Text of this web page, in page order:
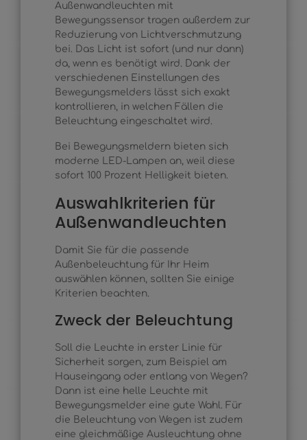
Außenwandleuchten mit
Bewegungssensor tragen außerdem zur
Reduzierung von Lichtverschmutzung
bei. Das Licht ist sofort (und nur dann)
da, wenn es benötigt wird. Dank der
verschiedenen Einstellungen des
Bewegungsmelders lässt sich exakt
kontrollieren, in welchen Fällen die
Beleuchtung eingeschaltet wird.
Bei Bewegungsmeldern bieten sich
moderne LED-Lampen an, weil diese
sofort 100 Prozent Helligkeit bieten.
Auswahlkriterien für
Außenwandleuchten
Damit Sie für die passende
Außenbeleuchtung für Ihr Heim
auswählen können, sollten Sie einige
Kriterien beachten.
Zweck der Beleuchtung
Soll die Leuchte in erster Linie für
Sicherheit sorgen, zum Beispiel am
Hauseingang oder entlang von Wegen?
Dann ist eine helle Leuchte mit
Bewegungsmelder eine gute Wahl. Für
die Beleuchtung von Wegen ist zudem
eine gleichmäßige Ausleuchtung ohne